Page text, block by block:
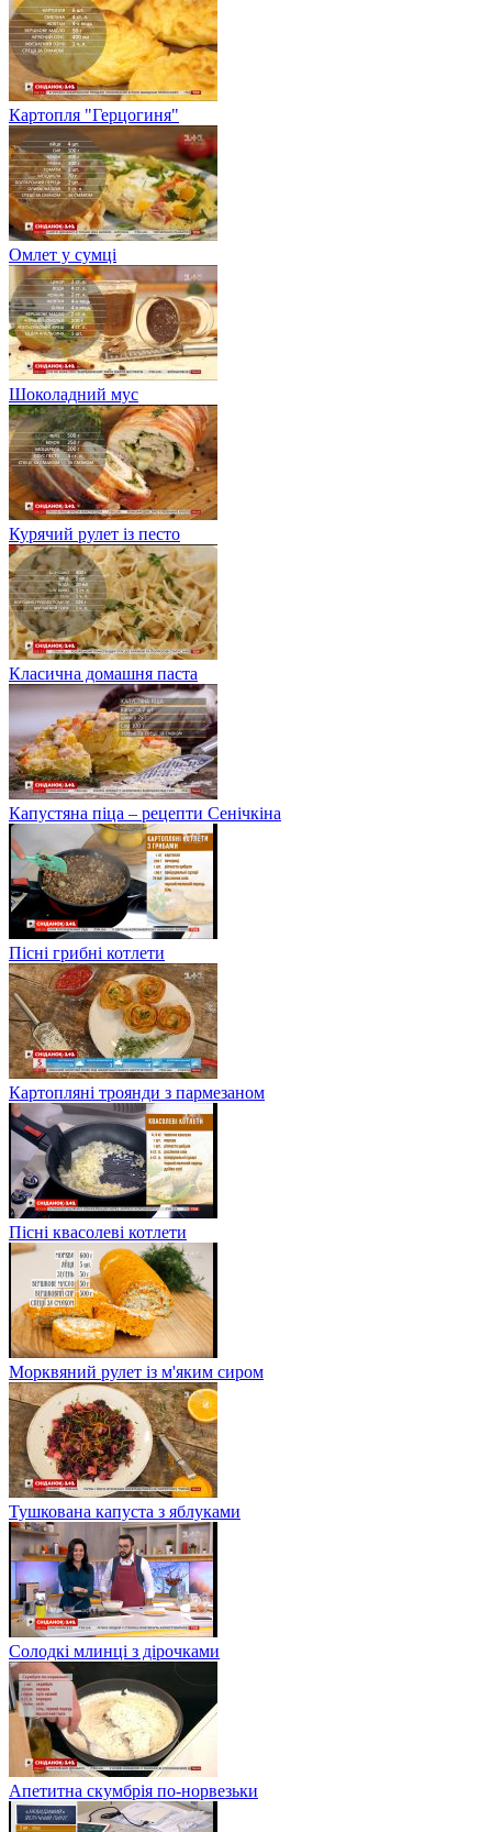
Картопля "Герцогиня"
Омлет у сумці
Шоколадний мус
Курячий рулет із песто
Класична домашня паста
Капустяна піца – рецепти Сенічкіна
Пісні грибні котлети
Картопляні троянди з пармезаном
Пісні квасолеві котлети
Морквяний рулет із м'яким сиром
Тушкована капуста з яблуками
Солодкі млинці з дірочками
Апетитна скумбрія по-норвезьки